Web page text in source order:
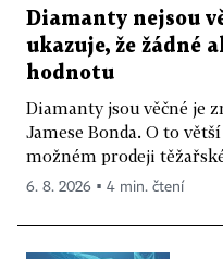
Diamanty nejsou
ukazuje, že žádné
hodnotu
Diamanty jsou věčné je
Jamese Bonda. O to
možném prodeji
6. 8. 2026 ▪ 4 min. čtení